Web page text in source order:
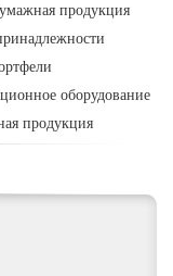
продукция
оборудование
продукция